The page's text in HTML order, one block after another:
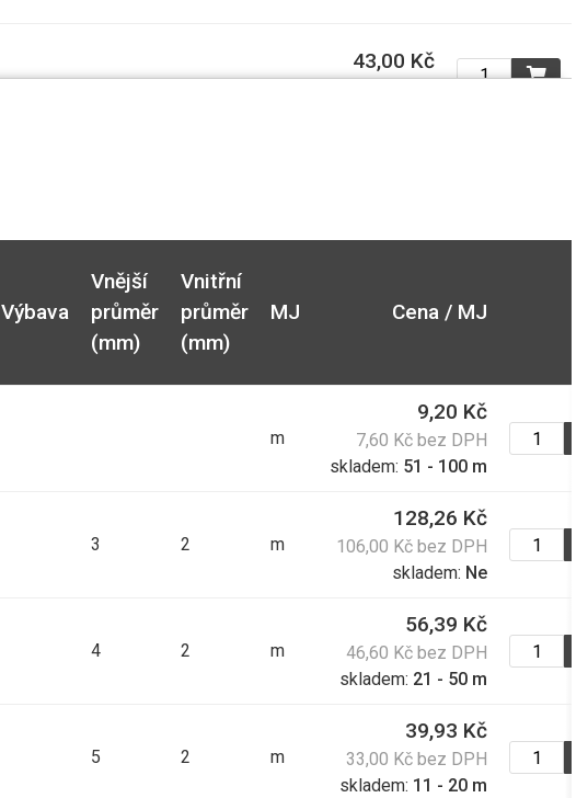
43,00 Kč
52,00 Kč
84,30 Kč
46,30 Kč
48,00 Kč
Výbava
Vnější
průměr
(mm)
Vnitřní
průměr
(mm)
MJ Cena / MJ
m
9,20 Kč
7,60 Kč bez DPH
skladem: 51 - 100 m
3 2 m
128,26 Kč
106,00 Kč bez DPH
skladem: Ne
4 2 m
56,39 Kč
46,60 Kč bez DPH
skladem: 21 - 50 m
5 2 m
39,93 Kč
33,00 Kč bez DPH
skladem: 11 - 20 m